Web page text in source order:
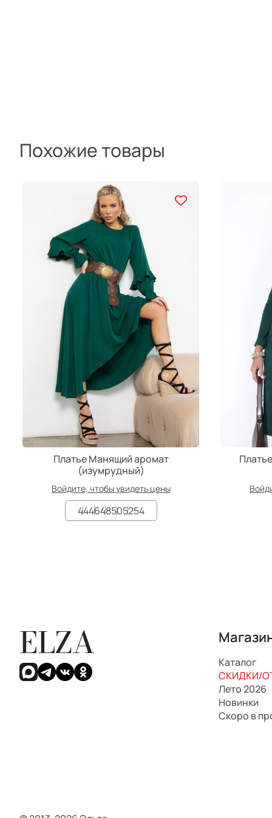
Похожие товары
Платье Манящий аромат
(изумрудный)
Войдите, чтобы увидеть цены
444648505254
ELZA
Каталог
СКИДКИ/
Лето 2026
Новинки
Скоро в